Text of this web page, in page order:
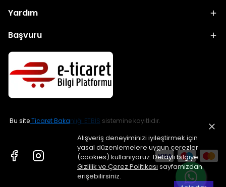
Alışveriş deneyiminizi iyileştirmek için
yasal düzenlemelere uygun çerezler
(cookies) kullanıyoruz. Detaylı bilgiye
Gizlilik ve Çerez Politikası sayfamızdan
erişebilirsiniz.
Yardım
Başvuru
Bu siteTicaret Bakanlığı ETBİS sistemine kayıtlıdır.